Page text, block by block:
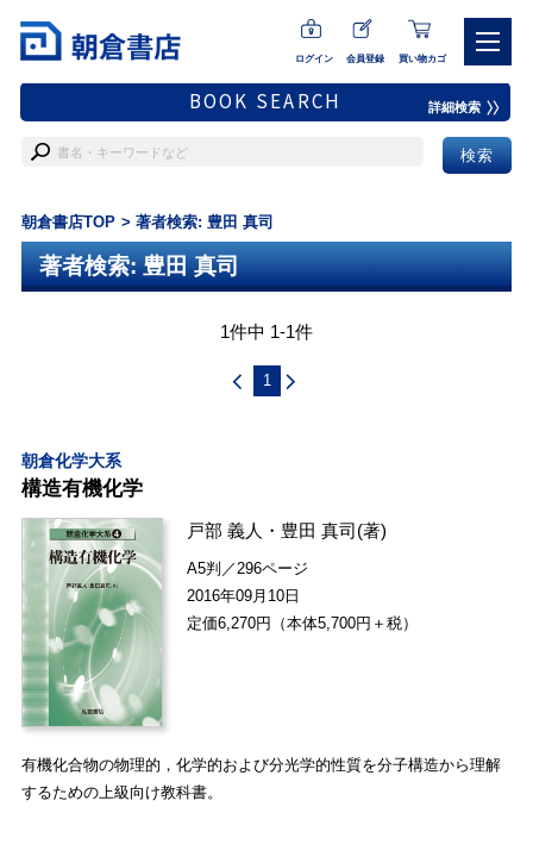
ログイン 会員登録 買い物カゴ
BOOK SEARCH 詳細検索
朝倉書店TOP 著者検索: 豊田 真司
著者検索: 豊田 真司
1件中 1-1件
1
朝倉化学大系
構造有機化学
戸部 義人 ・ 豊田 真司(著)
A5判／296ページ
2016年09月10日
定価6,270円（本体5,700円＋税）
有機化合物の物理的，化学的および分光学的性質を分子構造から理解
するための上級向け教科書。